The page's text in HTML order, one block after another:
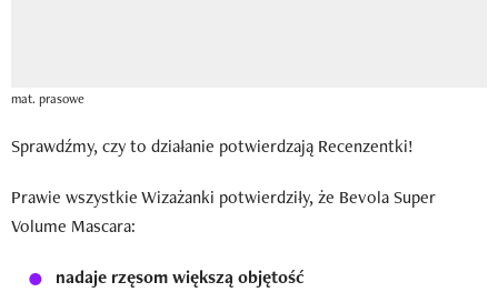
mat. prasowe
Sprawdźmy, czy to działanie potwierdzają Recenzentki!
Prawie wszystkie Wizażanki potwierdziły, że Bevola Super
Volume Mascara:
nadaje rzęsom większą objętość